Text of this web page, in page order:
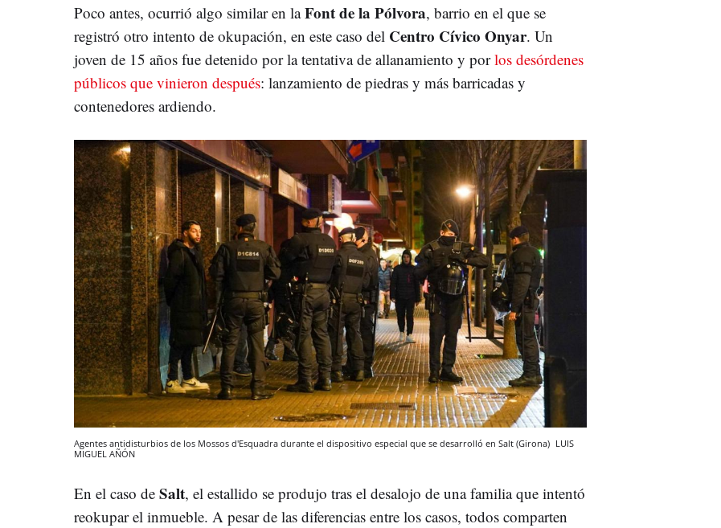
Poco antes, ocurrió algo similar en laFont de la Pólvora, barrio en el que se
registró otro intento de okupación, en este caso del Centro Cívico Onyar. Un
joven de 15 años fue detenido por la tentativa de allanamiento y porlos desórdenes
públicos que vinieron después: lanzamiento de piedras y más barricadas y
contenedores ardiendo.
Agentes antidisturbios de los Mossos d'Esquadra durante el dispositivo especial que se desarrolló en Salt (Girona) LUIS
MIGUEL AÑÓN
En el caso de Salt, el estallido se produjo tras el desalojo de una familia que intentó
reokupar el inmueble. A pesar de las diferencias entre los casos, todos comparten